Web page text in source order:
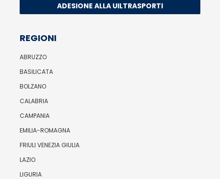
ADESIONE ALLA UILTRASPORTI
REGIONI
ABRUZZO
BASILICATA
BOLZANO
CALABRIA
CAMPANIA
EMILIA-ROMAGNA
FRIULI VENEZIA GIULIA
LAZIO
LIGURIA